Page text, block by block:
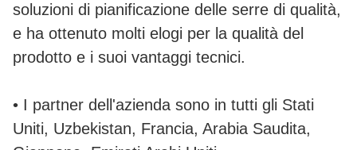
soluzioni di pianificazione delle serre di qualità,
e ha ottenuto molti elogi per la qualità del
prodotto e i suoi vantaggi tecnici.
• I partner dell'azienda sono in tutti gli Stati
Uniti, Uzbekistan, Francia, Arabia Saudita,